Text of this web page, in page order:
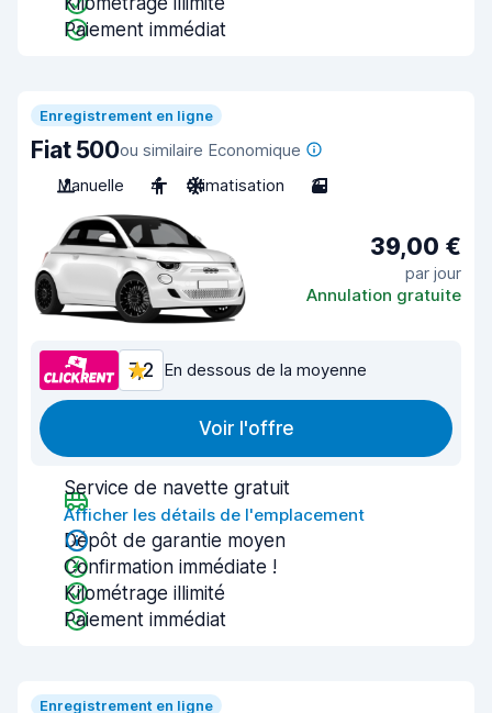
Paiement immédiat
Enregistrement en ligne
Fiat 500ou similaire Economique
Manuelle
4 Climatisation 3
39,00 €
par jour
Annulation gratuite
7,2 En dessous de la moyenne
Voir l'offre
Service de navette gratuit
Afficher les détails de l'emplacement
Dépôt de garantie moyen
Confirmation immédiate !
Kilométrage illimité
Paiement immédiat
Enregistrement en ligne